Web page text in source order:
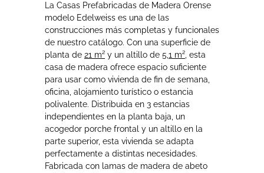
La Casas Prefabricadas de Madera Orense
modelo Edelweiss es una de las
construcciones más completas y funcionales
de nuestro catálogo. Con una superficie de
planta de 21 m² y un altillo de 5,1 m², esta
casa de madera ofrece espacio suficiente
para usar como vivienda de fin de semana,
oficina, alojamiento turístico o estancia
polivalente. Distribuida en 3 estancias
independientes en la planta baja, un
acogedor porche frontal y un altillo en la
parte superior, esta vivienda se adapta
perfectamente a distintas necesidades.
Fabricada con lamas de madera de abeto